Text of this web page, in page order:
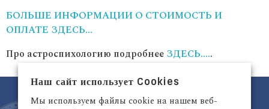
БОЛЬШЕ ИНФОРМАЦИИ О СТОИМОСТЬ И
ОПЛАТЕ ЗДЕСЬ…
Про астроспихологию подробнее ЗДЕСЬ…..
Наш сайт использует Cookies
Мы используем файлы cookie на нашем веб-